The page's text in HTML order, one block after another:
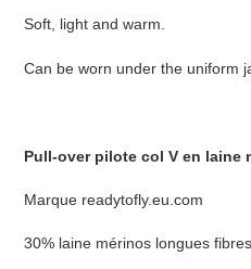
Soft, light and warm.
Can be worn under the uniform
Pull-over pilote col V en laine
Marque readytofly.eu.com
30% laine mérinos longues